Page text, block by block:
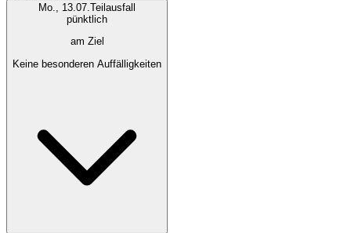
Mo., 13.07.Teilausfall
pünktlich
am Ziel
Keine besonderen Auffälligkeiten